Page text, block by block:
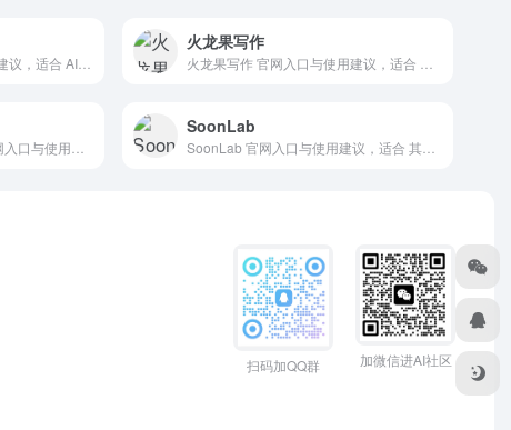
火龙果写作
SoonLab
扫码加QQ群 加微信进AI社区